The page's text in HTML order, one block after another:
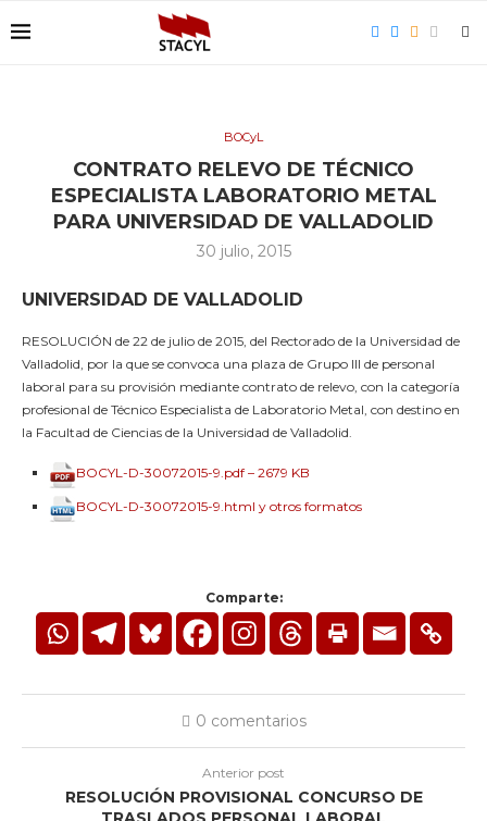
BOCyL
CONTRATO RELEVO DE TÉCNICO
ESPECIALISTA LABORATORIO METAL
PARA UNIVERSIDAD DE VALLADOLID
30 julio, 2015
UNIVERSIDAD DE VALLADOLID
RESOLUCIÓN de 22 de julio de 2015, del Rectorado de la Universidad de
Valladolid, por la que se convoca una plaza de Grupo III de personal
laboral para su provisión mediante contrato de relevo, con la categoría
profesional de Técnico Especialista de Laboratorio Metal, con destino en
la Facultad de Ciencias de la Universidad de Valladolid.
BOCYL-D-30072015-9.pdf – 2679 KB
BOCYL-D-30072015-9.html y otros formatos
Comparte:
0 comentarios
Anterior post
RESOLUCIÓN PROVISIONAL CONCURSO DE